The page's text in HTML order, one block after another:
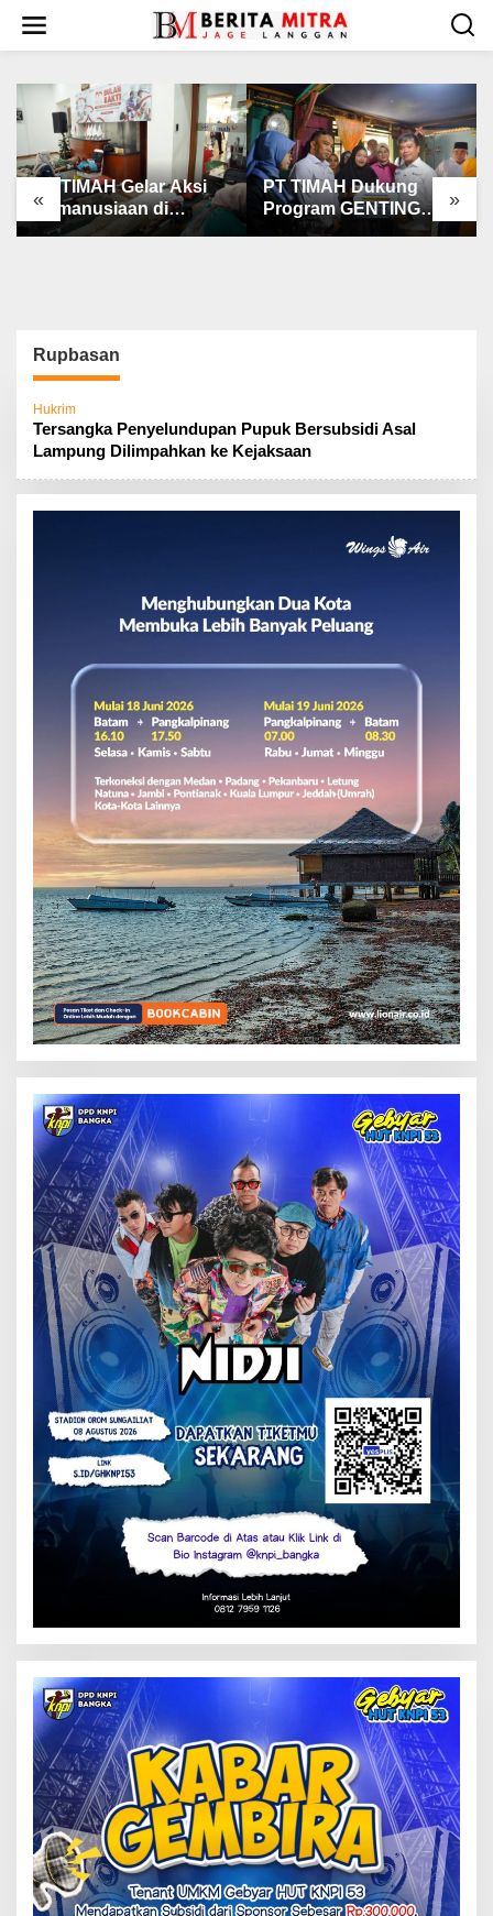
w
« »
PT TIMAH Gelar Aksi
Kemanusiaan di
Jakarta
PT TIMAH Dukung
Program GENTING
BKKBN
Rupbasan
Hukrim
Tersangka Penyelundupan Pupuk Bersubsidi Asal
Lampung Dilimpahkan ke Kejaksaan